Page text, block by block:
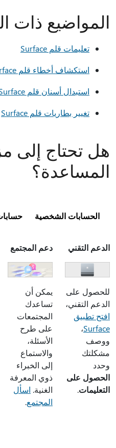
المواضيع ذات
تعليمات قلم Surface
استكشاف أخطاء قلم Microsoft Surface وإصلاحها
استبدال أسنان قلم Surface
تغيير بطاريات قلم Surface
هل تحتاج إلى
المساعدة؟
الحسابات الشخصية
الدعم التقني
للحصول على
الدعم التقني،
افتح تطبيق
Surface،
ووصف
مشكلتك
وحدد
الحصول على
التعليمات.
دعم المجتمع
يمكن أن
تساعدك
المجتمعات
على طرح
الأسئلة،
والاستماع
إلى الخبراء
ذوي المعرفة
الغنية. اسأل
المجتمع.